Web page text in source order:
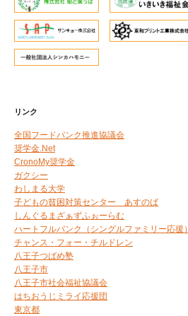
リンク
全国フードバンク推進協議会
奨学金.Net
CronoMy奨学金
ガクシー
わしまる大学
子どもの貧困対策センター あすのば
しんぐるまざぁずふぉーらむ
ハートフルバンク（シングルファミリー応援）
チャンス・フォー・チルドレン
八王子つばめ塾
八王子市
八王子市社会福祉協議会
はちおうじミライ応援団
東京都